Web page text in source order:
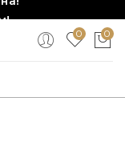
0 0